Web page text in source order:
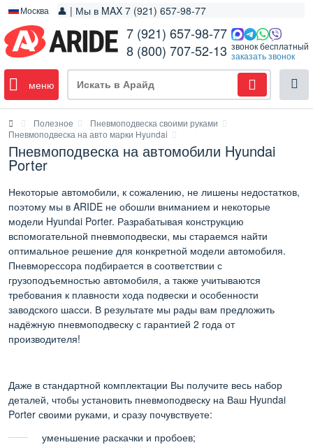
Москва 👤 | Мы в MAX 7 (921) 657-98-77
7 (921) 657-98-77
8 (800) 707-52-13 звонок бесплатный
заказать звонок
меню
Полезное
Пневмоподвеска своими руками
Пневмоподвеска на авто марки Hyundai
Пневмоподвеска на автомобили Hyundai
Porter
Некоторые автомобили, к сожалению, не лишены недостатков,
поэтому мы в ARIDE не обошли вниманием и некоторые
модели Hyundai Porter. Разрабатывая конструкцию
вспомогательной пневмоподвески, мы стараемся найти
оптимальное решение для конкретной модели автомобиля.
Пневморессора подбирается в соответствии с
грузоподъемностью автомобиля, а также учитываются
требования к плавности хода подвески и особенности
заводского шасси. В результате мы рады вам предложить
надёжную пневмоподвеску с гарантией 2 года от
производителя!
Даже в стандартной комплектации Вы получите весь набор
деталей, чтобы установить пневмоподвеску на Ваш Hyundai
Porter своими руками, и сразу почувствуете:
уменьшение раскачки и пробоев;